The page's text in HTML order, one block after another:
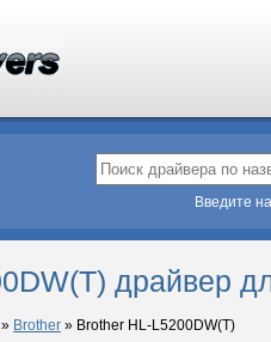
Введите
драйвер
» Brother » Brother HL-L5200DW(T)